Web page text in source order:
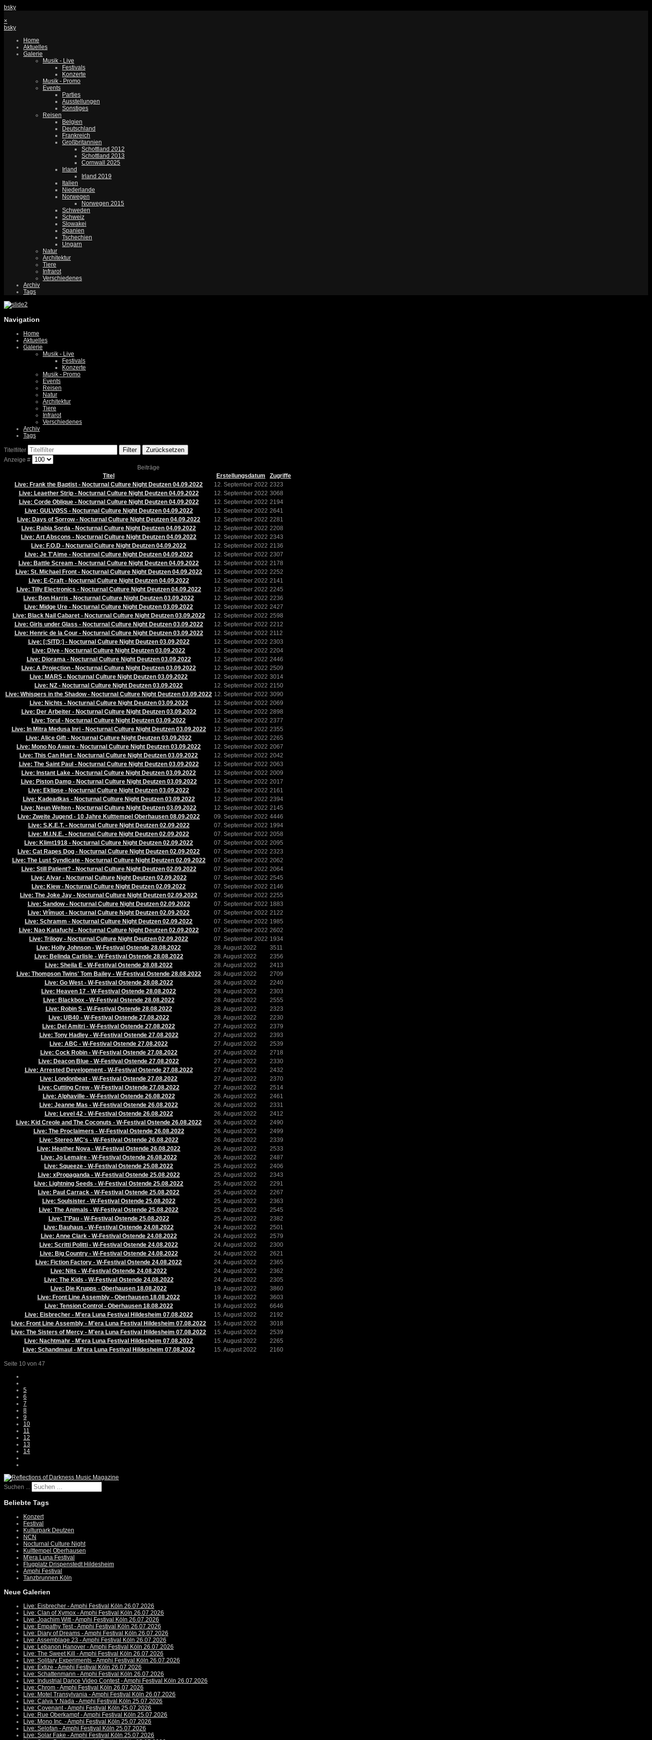
bsky
×
bsky
Home
Aktuelles
Galerie
Musik - Live
Festivals
Konzerte
Musik - Promo
Events
Parties
Ausstellungen
Sonstiges
Reisen
Belgien
Deutschland
Frankreich
Großbritannien
Schottland 2012
Schottland 2013
Cornwall 2025
Irland
Irland 2019
Italien
Niederlande
Norwegen
Norwegen 2015
Schweden
Schweiz
Slowakei
Spanien
Tschechien
Ungarn
Natur
Architektur
Tiere
Infrarot
Verschiedenes
Archiv
Tags
Navigation
Home
Aktuelles
Galerie
Musik - Live
Festivals
Konzerte
Musik - Promo
Events
Reisen
Natur
Architektur
Tiere
Infrarot
Verschiedenes
Archiv
Tags
Titelfilter Filter Zurücksetzen
Anzeige #
Beiträge
Titel
Erstellungsdatum
Zugriffe
Live: Frank the Baptist - Nocturnal Culture Night Deutzen 04.09.2022
12. September 2022 2323
Live: Leaether Strip - Nocturnal Culture Night Deutzen 04.09.2022
12. September 2022 3068
Live: Corde Oblique - Nocturnal Culture Night Deutzen 04.09.2022
12. September 2022 2194
Live: GULVØSS - Nocturnal Culture Night Deutzen 04.09.2022
12. September 2022 2641
Live: Days of Sorrow - Nocturnal Culture Night Deutzen 04.09.2022
12. September 2022 2281
Live: Rabia Sorda - Nocturnal Culture Night Deutzen 04.09.2022
12. September 2022 2208
Live: Art Abscons - Nocturnal Culture Night Deutzen 04.09.2022
12. September 2022 2343
Live: F.O.D - Nocturnal Culture Night Deutzen 04.09.2022
12. September 2022 2136
Live: Je T'Aime - Nocturnal Culture Night Deutzen 04.09.2022
12. September 2022 2307
Live: Battle Scream - Nocturnal Culture Night Deutzen 04.09.2022
12. September 2022 2178
Live: St. Michael Front - Nocturnal Culture Night Deutzen 04.09.2022
12. September 2022 2252
Live: E-Craft - Nocturnal Culture Night Deutzen 04.09.2022
12. September 2022 2141
Live: Tilly Electronics - Nocturnal Culture Night Deutzen 04.09.2022
12. September 2022 2245
Live: Bon Harris - Nocturnal Culture Night Deutzen 03.09.2022
12. September 2022 2236
Live: Midge Ure - Nocturnal Culture Night Deutzen 03.09.2022
12. September 2022 2427
Live: Black Nail Cabaret - Nocturnal Culture Night Deutzen 03.09.2022
12. September 2022 2598
Live: Girls under Glass - Nocturnal Culture Night Deutzen 03.09.2022
12. September 2022 2212
Live: Henric de la Cour - Nocturnal Culture Night Deutzen 03.09.2022
12. September 2022 2112
Live: [:SITD:] - Nocturnal Culture Night Deutzen 03.09.2022
12. September 2022 2303
Live: Dive - Nocturnal Culture Night Deutzen 03.09.2022
12. September 2022 2204
Live: Diorama - Nocturnal Culture Night Deutzen 03.09.2022
12. September 2022 2446
Live: A Projection - Nocturnal Culture Night Deutzen 03.09.2022
12. September 2022 2509
Live: MARS - Nocturnal Culture Night Deutzen 03.09.2022
12. September 2022 3014
Live: NZ - Nocturnal Culture Night Deutzen 03.09.2022
12. September 2022 2150
Live: Whispers in the Shadow - Nocturnal Culture Night Deutzen 03.09.2022 12. September 2022 3090
Live: Nichts - Nocturnal Culture Night Deutzen 03.09.2022
12. September 2022 2069
Live: Der Arbeiter - Nocturnal Culture Night Deutzen 03.09.2022
12. September 2022 2898
Live: Torul - Nocturnal Culture Night Deutzen 03.09.2022
12. September 2022 2377
Live: In Mitra Medusa Inri - Nocturnal Culture Night Deutzen 03.09.2022
12. September 2022 2355
Live: Alice Gift - Nocturnal Culture Night Deutzen 03.09.2022
12. September 2022 2265
Live: Mono No Aware - Nocturnal Culture Night Deutzen 03.09.2022
12. September 2022 2067
Live: This Can Hurt - Nocturnal Culture Night Deutzen 03.09.2022
12. September 2022 2042
Live: The Saint Paul - Nocturnal Culture Night Deutzen 03.09.2022
12. September 2022 2063
Live: Instant Lake - Nocturnal Culture Night Deutzen 03.09.2022
12. September 2022 2009
Live: Piston Damp - Nocturnal Culture Night Deutzen 03.09.2022
12. September 2022 2017
Live: Eklipse - Nocturnal Culture Night Deutzen 03.09.2022
12. September 2022 2161
Live: Kadeadkas - Nocturnal Culture Night Deutzen 03.09.2022
12. September 2022 2394
Live: Neun Welten - Nocturnal Culture Night Deutzen 03.09.2022
12. September 2022 2145
Live: Zweite Jugend - 10 Jahre Kulttempel Oberhausen 08.09.2022
09. September 2022 4446
Live: S.K.E.T. - Nocturnal Culture Night Deutzen 02.09.2022
07. September 2022 1994
Live: M.I.N.E. - Nocturnal Culture Night Deutzen 02.09.2022
07. September 2022 2058
Live: Klimt1918 - Nocturnal Culture Night Deutzen 02.09.2022
07. September 2022 2095
Live: Cat Rapes Dog - Nocturnal Culture Night Deutzen 02.09.2022
07. September 2022 2323
Live: The Lust Syndicate - Nocturnal Culture Night Deutzen 02.09.2022
07. September 2022 2062
Live: Still Patient? - Nocturnal Culture Night Deutzen 02.09.2022
07. September 2022 2064
Live: Alvar - Nocturnal Culture Night Deutzen 02.09.2022
07. September 2022 2545
Live: Kiew - Nocturnal Culture Night Deutzen 02.09.2022
07. September 2022 2146
Live: The Joke Jay - Nocturnal Culture Night Deutzen 02.09.2022
07. September 2022 2255
Live: Sandow - Nocturnal Culture Night Deutzen 02.09.2022
07. September 2022 1883
Live: Vrîmuot - Nocturnal Culture Night Deutzen 02.09.2022
07. September 2022 2122
Live: Schramm - Nocturnal Culture Night Deutzen 02.09.2022
07. September 2022 1985
Live: Nao Katafuchi - Nocturnal Culture Night Deutzen 02.09.2022
07. September 2022 2602
Live: Trilogy - Nocturnal Culture Night Deutzen 02.09.2022
07. September 2022 1934
Live: Holly Johnson - W-Festival Ostende 28.08.2022
28. August 2022
3511
Live: Belinda Carlisle - W-Festival Ostende 28.08.2022
28. August 2022
2356
Live: Sheila E - W-Festival Ostende 28.08.2022
28. August 2022
2413
Live: Thompson Twins' Tom Bailey - W-Festival Ostende 28.08.2022
28. August 2022
2709
Live: Go West - W-Festival Ostende 28.08.2022
28. August 2022
2240
Live: Heaven 17 - W-Festival Ostende 28.08.2022
28. August 2022
2303
Live: Blackbox - W-Festival Ostende 28.08.2022
28. August 2022
2555
Live: Robin S - W-Festival Ostende 28.08.2022
28. August 2022
2323
Live: UB40 - W-Festival Ostende 27.08.2022
28. August 2022
2230
Live: Del Amitri - W-Festival Ostende 27.08.2022
27. August 2022
2379
Live: Tony Hadley - W-Festival Ostende 27.08.2022
27. August 2022
2393
Live: ABC - W-Festival Ostende 27.08.2022
27. August 2022
2539
Live: Cock Robin - W-Festival Ostende 27.08.2022
27. August 2022
2718
Live: Deacon Blue - W-Festival Ostende 27.08.2022
27. August 2022
2330
Live: Arrested Development - W-Festival Ostende 27.08.2022
27. August 2022
2432
Live: Londonbeat - W-Festival Ostende 27.08.2022
27. August 2022
2370
Live: Cutting Crew - W-Festival Ostende 27.08.2022
27. August 2022
2514
Live: Alphaville - W-Festival Ostende 26.08.2022
26. August 2022
2461
Live: Jeanne Mas - W-Festival Ostende 26.08.2022
26. August 2022
2331
Live: Level 42 - W-Festival Ostende 26.08.2022
26. August 2022
2412
Live: Kid Creole and The Coconuts - W-Festival Ostende 26.08.2022
26. August 2022
2490
Live: The Proclaimers - W-Festival Ostende 26.08.2022
26. August 2022
2499
Live: Stereo MC's - W-Festival Ostende 26.08.2022
26. August 2022
2339
Live: Heather Nova - W-Festival Ostende 26.08.2022
26. August 2022
2533
Live: Jo Lemaire - W-Festival Ostende 26.08.2022
26. August 2022
2487
Live: Squeeze - W-Festival Ostende 25.08.2022
25. August 2022
2406
Live: xPropaganda - W-Festival Ostende 25.08.2022
25. August 2022
2343
Live: Lightning Seeds - W-Festival Ostende 25.08.2022
25. August 2022
2291
Live: Paul Carrack - W-Festival Ostende 25.08.2022
25. August 2022
2267
Live: Soulsister - W-Festival Ostende 25.08.2022
25. August 2022
2363
Live: The Animals - W-Festival Ostende 25.08.2022
25. August 2022
2545
Live: T'Pau - W-Festival Ostende 25.08.2022
25. August 2022
2382
Live: Bauhaus - W-Festival Ostende 24.08.2022
24. August 2022
2501
Live: Anne Clark - W-Festival Ostende 24.08.2022
24. August 2022
2579
Live: Scritti Politti - W-Festival Ostende 24.08.2022
24. August 2022
2300
Live: Big Country - W-Festival Ostende 24.08.2022
24. August 2022
2621
Live: Fiction Factory - W-Festival Ostende 24.08.2022
24. August 2022
2365
Live: Nits - W-Festival Ostende 24.08.2022
24. August 2022
2362
Live: The Kids - W-Festival Ostende 24.08.2022
24. August 2022
2305
Live: Die Krupps - Oberhausen 18.08.2022
19. August 2022
3860
Live: Front Line Assembly - Oberhausen 18.08.2022
19. August 2022
3603
Live: Tension Control - Oberhausen 18.08.2022
19. August 2022
6646
Live: Eisbrecher - M'era Luna Festival Hildesheim 07.08.2022
15. August 2022
2192
Live: Front Line Assembly - M'era Luna Festival Hildesheim 07.08.2022
15. August 2022
3018
Live: The Sisters of Mercy - M'era Luna Festival Hildesheim 07.08.2022
15. August 2022
2539
Live: Nachtmahr - M'era Luna Festival Hildesheim 07.08.2022
15. August 2022
2265
Live: Schandmaul - M'era Luna Festival Hildesheim 07.08.2022
15. August 2022 2160
Seite 10 von 47
5
6
7
8
9
10
11
12
13
14
Suchen ...
Beliebte Tags
Konzert
Festival
Kulturpark Deutzen
NCN
Nocturnal Culture Night
Kulttempel Oberhausen
M'era Luna Festival
Flugplatz Drispenstedt Hildesheim
Amphi Festival
Tanzbrunnen Köln
Neue Galerien
Live: Eisbrecher - Amphi Festival Köln 26.07.2026
Live: Clan of Xymox - Amphi Festival Köln 26.07.2026
Live: Joachim Witt - Amphi Festival Köln 26.07.2026
Live: Empathy Test - Amphi Festival Köln 26.07.2026
Live: Diary of Dreams - Amphi Festival Köln 26.07.2026
Live: Assemblage 23 - Amphi Festival Köln 26.07.2026
Live: Lebanon Hanover - Amphi Festival Köln 26.07.2026
Live: The Sweet Kill - Amphi Festival Köln 26.07.2026
Live: Solitary Experiments - Amphi Festival Köln 26.07.2026
Live: Extize - Amphi Festival Köln 26.07.2026
Live: Schattenmann - Amphi Festival Köln 26.07.2026
Live: Industrial Dance Video Contest - Amphi Festival Köln 26.07.2026
Live: Chrom - Amphi Festival Köln 26.07.2026
Live: Motel Transylvania - Amphi Festival Köln 26.07.2026
Live: Calva Y Nada - Amphi Festival Köln 25.07.2026
Live: Covenant - Amphi Festival Köln 25.07.2026
Live: Rue Oberkampf - Amphi Festival Köln 25.07.2026
Live: Mono Inc. - Amphi Festival Köln 25.07.2026
Live: Selofan - Amphi Festival Köln 25.07.2026
Live: Solar Fake - Amphi Festival Köln 25.07.2026